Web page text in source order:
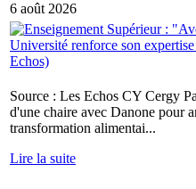
6 août 2026
Source : Les Echos CY Cergy
d'une chaire avec Danone pour
transformation alimentai...
Lire la suite